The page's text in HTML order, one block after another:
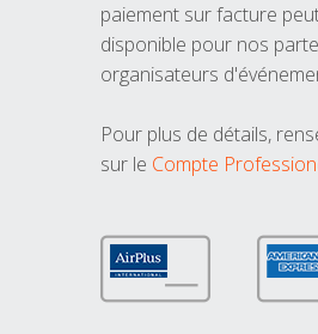
paiement sur facture
disponible pour nos
organisateurs
Pour plus de détails,
sur le Compte